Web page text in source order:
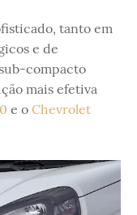
tanto em
e de
compacto
mais efetiva
e o Chevrolet